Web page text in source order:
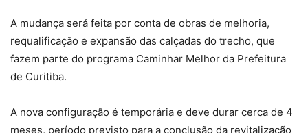
A mudança será feita por conta de obras de melhoria,
requalificação e expansão das calçadas do trecho, que
fazem parte do programa Caminhar Melhor da Prefeitura
de Curitiba.
A nova configuração é temporária e deve durar cerca de 4
meses, período previsto para a conclusão da revitalização